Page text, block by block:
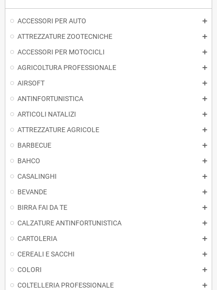
ACCESSORI PER AUTO
ATTREZZATURE ZOOTECNICHE
ACCESSORI PER MOTOCICLI
AGRICOLTURA PROFESSIONALE
AIRSOFT
ANTINFORTUNISTICA
ARTICOLI NATALIZI
ATTREZZATURE AGRICOLE
BARBECUE
BAHCO
CASALINGHI
BEVANDE
BIRRA FAI DA TE
CALZATURE ANTINFORTUNISTICA
CARTOLERIA
CEREALI E SACCHI
COLORI
COLTELLERIA PROFESSIONALE